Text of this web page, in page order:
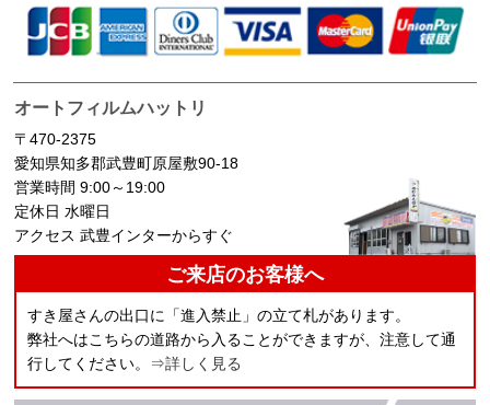
オートフィルムハットリ
〒470-2375
愛知県知多郡武豊町原屋敷90-18
営業時間 9:00～19:00
定休日 水曜日
アクセス 武豊インターからすぐ
ご来店のお客様へ
すき屋さんの出口に「進入禁止」の立て札があります。
弊社へはこちらの道路から入ることができますが、注意して通
行してください。 ⇒詳しく見る